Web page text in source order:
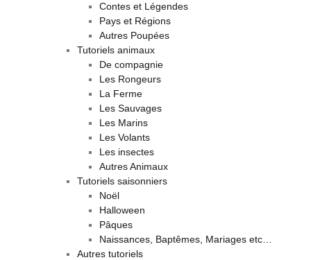
Contes et Légendes
Pays et Régions
Autres Poupées
Tutoriels animaux
De compagnie
Les Rongeurs
La Ferme
Les Sauvages
Les Marins
Les Volants
Les insectes
Autres Animaux
Tutoriels saisonniers
Noël
Halloween
Pâques
Naissances, Baptêmes, Mariages etc…
Autres tutoriels